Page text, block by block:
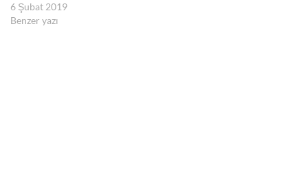
6 Şubat 2019
Benzer yazı